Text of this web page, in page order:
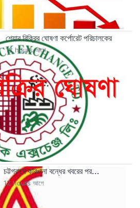
শেয়ার বিক্রির ঘোষণা কর্পোরেট পরিচালকের
12 hours আগে
চট্টগ্রামে কারখানা বন্ধের খবরের পর...
12 hours আগে